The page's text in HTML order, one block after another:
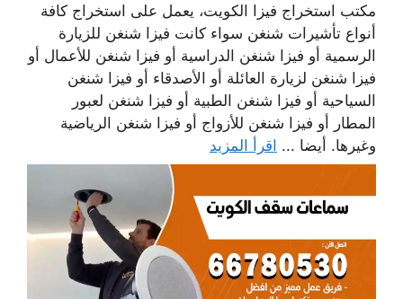
مكتب استخراج فيزا الكويت، يعمل على استخراج كافة
أنواع تأشيرات شنغن سواء كانت فيزا شنغن للزيارة
الرسمية أو فيزا شنغن الدراسية أو فيزا شنغن للأعمال أو
فيزا شنغن لزيارة العائلة أو الأصدقاء أو فيزا شنغن
السياحية أو فيزا شنغن الطبية أو فيزا شنغن لعبور
المطار أو فيزا شنغن للأزواج أو فيزا شنغن الرياضية
وغيرها. أيضا ... اقرأ المزيد